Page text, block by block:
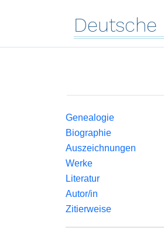
Deutsche
Genealogie
Biographie
Auszeichnungen
Werke
Literatur
Autor/in
Zitierweise